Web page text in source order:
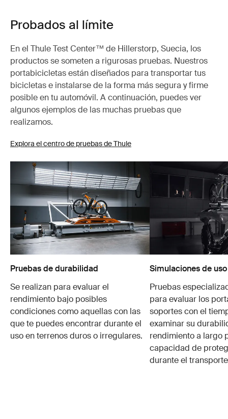
Probados al límite
En el Thule Test Center™ de Hillerstorp, Suecia, los
productos se someten a rigurosas pruebas. Nuestros
portabicicletas están diseñados para transportar tus
bicicletas e instalarse de la forma más segura y firme
posible en tu automóvil. A continuación, puedes ver
algunos ejemplos de las muchas pruebas que
realizamos.
Explora el centro de pruebas de Thule
Pruebas de durabilidad
Se realizan para evaluar el
rendimiento bajo posibles
condiciones como aquellas con las
que te puedes encontrar durante el
uso en terrenos duros o irregulares.
Simulaciones de
Pruebas
para evaluar los
soportes con el
examinar su
rendimiento a largo
capacidad de
durante el